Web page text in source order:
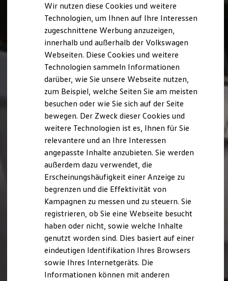
Laden unterwegs
Laden Zuhause
Ladestationen finden
Ladezeitensimulator
Batterie
Sicherheit
Nachhaltigkeit
Technologie
Kosten und Kauf
Verbrauchskosten
Kaufoptionen
E-Auto-Förderung
Software und Konnektivität
Die ID. Software 6
ID. Software Versionen und Updates
Digitale Extras
Schnittstellen zu Ihrem ID.
Marke und Erlebnis
Volkswagen R und R Experience
R-Modelle
R Experience
Driving Experience
Volkswagen entdecken
Werkbesichtigung
Lifestyle Shop
T-Roc Kollektion
Golf Kollektion
Wir nutzen diese Cookies und weitere
Technologien, um Ihnen auf Ihre Interessen
zugeschnittene Werbung anzuzeigen,
innerhalb und außerhalb der Volkswagen
Webseiten. Diese Cookies und weitere
Technologien sammeln Informationen
darüber, wie Sie unsere Webseite nutzen,
zum Beispiel, welche Seiten Sie am meisten
besuchen oder wie Sie sich auf der Seite
bewegen. Der Zweck dieser Cookies und
weitere Technologien ist es, Ihnen für Sie
relevantere und an Ihre Interessen
angepasste Inhalte anzubieten. Sie werden
außerdem dazu verwendet, die
Erscheinungshäufigkeit einer Anzeige zu
begrenzen und die Effektivität von
Kampagnen zu messen und zu steuern. Sie
registrieren, ob Sie eine Webseite besucht
haben oder nicht, sowie welche Inhalte
genutzt worden sind. Dies basiert auf einer
eindeutigen Identifikation Ihres Browsers
sowie Ihres Internetgeräts. Die
Informationen können mit anderen